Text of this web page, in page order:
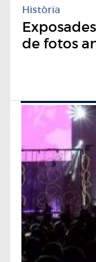
Història
de fotos